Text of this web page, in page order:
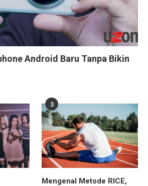
Android Baru Tanpa Bikin
3
Mengenal Metode RICE,